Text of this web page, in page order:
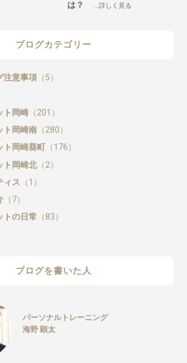
は？ …詳しく見る
ブログカテゴリー
注意事項（5）
ト岡崎（201）
ト岡崎南（280）
ト岡崎葵町（176）
ト岡崎北（2）
ィス （1）
（7）
トの日常 （83）
ブログを書いた人
パーソナルトレーニング
海野 顕太